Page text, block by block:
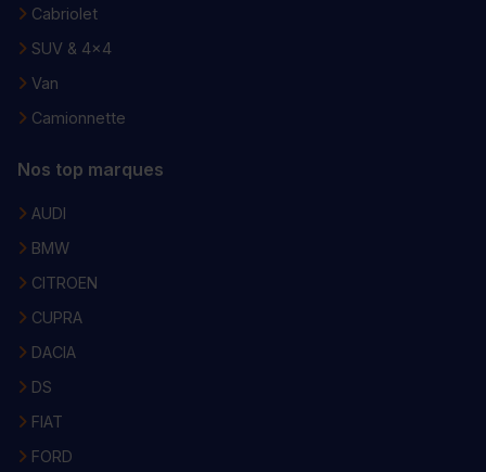
Cabriolet
SUV & 4x4
Van
Camionnette
Nos top marques
AUDI
BMW
CITROEN
CUPRA
DACIA
DS
FIAT
FORD